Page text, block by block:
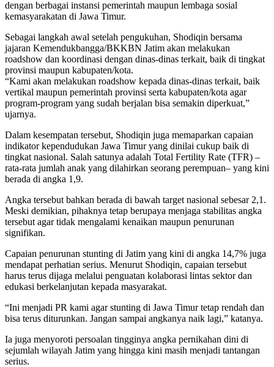
dengan berbagai instansi pemerintah maupun lembaga sosial
kemasyarakatan di Jawa Timur.
Sebagai langkah awal setelah pengukuhan, Shodiqin bersama
jajaran Kemendukbangga/BKKBN Jatim akan melakukan
roadshow dan koordinasi dengan dinas-dinas terkait, baik di tingkat
provinsi maupun kabupaten/kota.
“Kami akan melakukan roadshow kepada dinas-dinas terkait, baik
vertikal maupun pemerintah provinsi serta kabupaten/kota agar
program-program yang sudah berjalan bisa semakin diperkuat,”
ujarnya.
Dalam kesempatan tersebut, Shodiqin juga memaparkan capaian
indikator kependudukan Jawa Timur yang dinilai cukup baik di
tingkat nasional. Salah satunya adalah Total Fertility Rate (TFR) –
rata-rata jumlah anak yang dilahirkan seorang perempuan– yang kini
berada di angka 1,9.
Angka tersebut bahkan berada di bawah target nasional sebesar 2,1.
Meski demikian, pihaknya tetap berupaya menjaga stabilitas angka
tersebut agar tidak mengalami kenaikan maupun penurunan
signifikan.
Capaian penurunan stunting di Jatim yang kini di angka 14,7% juga
mendapat perhatian serius. Menurut Shodiqin, capaian tersebut
harus terus dijaga melalui penguatan kolaborasi lintas sektor dan
edukasi berkelanjutan kepada masyarakat.
“Ini menjadi PR kami agar stunting di Jawa Timur tetap rendah dan
bisa terus diturunkan. Jangan sampai angkanya naik lagi,” katanya.
Ia juga menyoroti persoalan tingginya angka pernikahan dini di
sejumlah wilayah Jatim yang hingga kini masih menjadi tantangan
serius.